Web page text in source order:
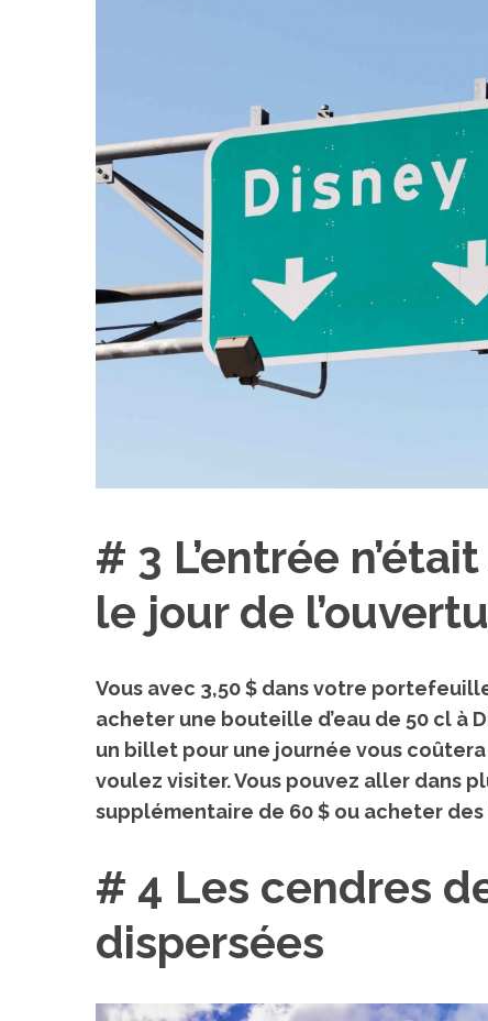
# 3 L’entrée
le jour de
Vous avec 3,50 $ dans votre
acheter une bouteille d’eau de 50 cl à
un billet pour une journée vous
voulez visiter. Vous pouvez aller dans
supplémentaire de 60 $ ou acheter
# 4 Les cendres
dispersées